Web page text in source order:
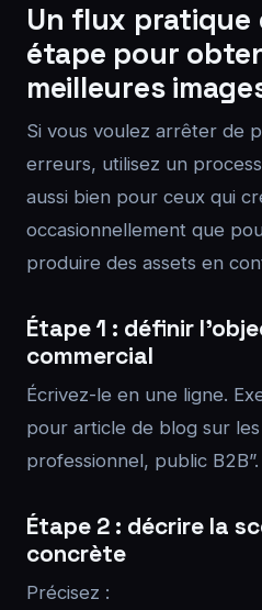
Un flux pratique
étape pour
meilleures
Si vous voulez arrêter de
erreurs, utilisez un
aussi bien pour ceux qui
occasionnellement que
produire des assets en
Étape 1 : définir
commercial
Écrivez-le en une ligne.
pour article de blog sur
professionnel, public B2B”.
Étape 2 : décrire la
concrète
Précisez :